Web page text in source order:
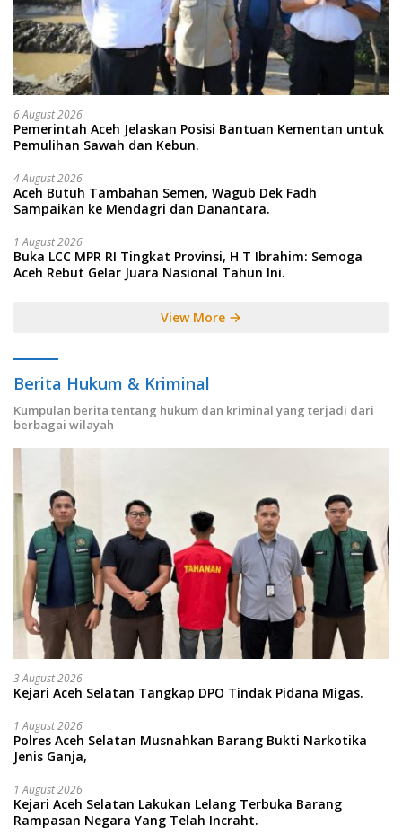
6 August 2026
Pemerintah Aceh Jelaskan Posisi Bantuan Kementan untuk
Pemulihan Sawah dan Kebun.
4 August 2026
Aceh Butuh Tambahan Semen, Wagub Dek Fadh
Sampaikan ke Mendagri dan Danantara.
1 August 2026
Buka LCC MPR RI Tingkat Provinsi, H T Ibrahim: Semoga
Aceh Rebut Gelar Juara Nasional Tahun Ini.
View More
Berita Hukum & Kriminal
Kumpulan berita tentang hukum dan kriminal yang terjadi dari
berbagai wilayah
3 August 2026
Kejari Aceh Selatan Tangkap DPO Tindak Pidana Migas.
1 August 2026
Polres Aceh Selatan Musnahkan Barang Bukti Narkotika
Jenis Ganja,
1 August 2026
Kejari Aceh Selatan Lakukan Lelang Terbuka Barang
Rampasan Negara Yang Telah Incraht.